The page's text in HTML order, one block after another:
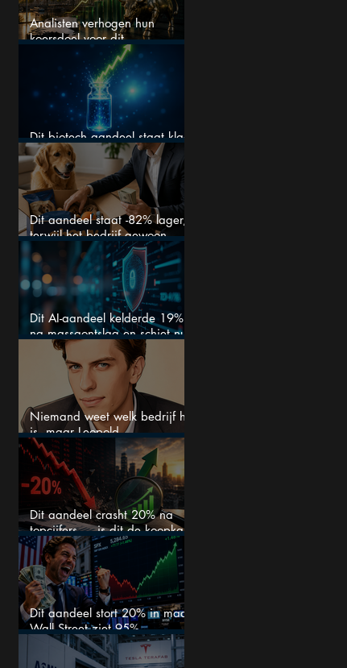
Analisten verhogen hun
koersdoel voor dit
Nederlandse aandeel — maar
is het al te laat om in te
stappen?
Dit biotech aandeel staat klaar
voor een flinke rally
Dit aandeel staat -82% lager,
terwijl het bedrijf gewoon
groeit
Dit AI-aandeel kelderde 19%
na massaontslag en schiet nu
15% omhoog
Niemand weet welk bedrijf het
is, maar Leopold
Aschenbrenner zet er nu $500
miljoen op
Dit aandeel crasht 20% na
topcijfers — is dit de koopkans
waar beleggers op wachtten?
Dit aandeel stort 20% in maar
Wall Street ziet 95%
koerspotentieel